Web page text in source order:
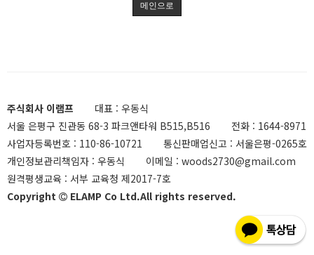
메인으로
주식회사 이램프
대표 : 우동식
서울 은평구 진관동 68-3 파크앤타워 B515,B516
전화 : 1644-8971
사업자등록번호 : 110-86-10721 통신판매업신고 : 서울은평-0265호
개인정보관리책임자 : 우동식
이메일 : woods2730@gmail.com
원격평생교육 : 서부 교육청 제2017-7호
Copyright
ELAMP Co Ltd.All rights reserved.